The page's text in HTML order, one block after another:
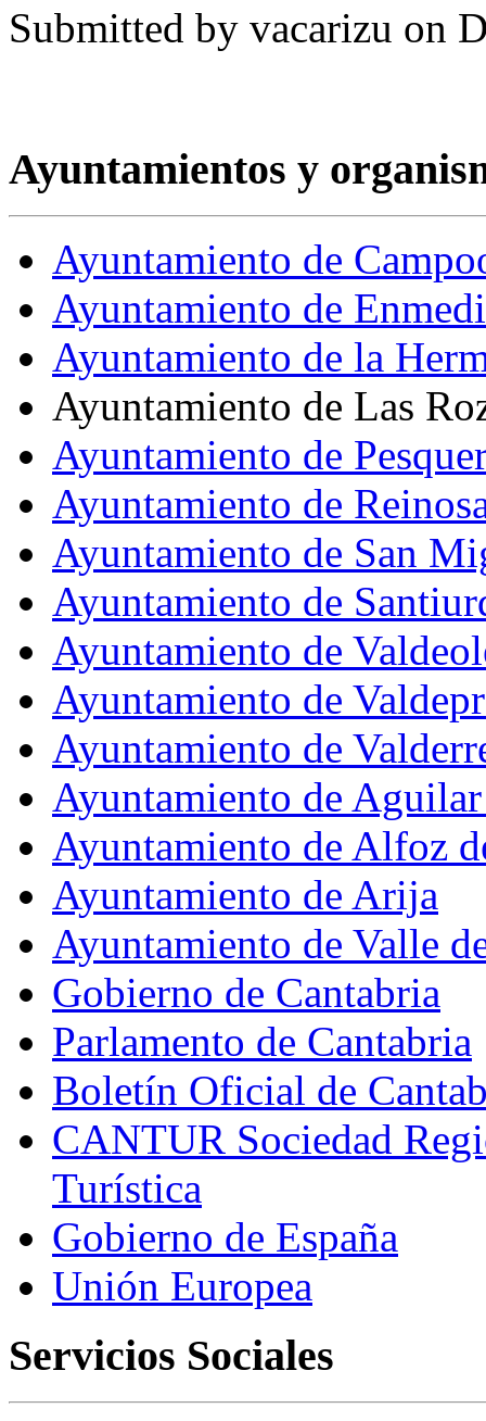
Submitted by vacarizu on
Ayuntamientos y
Ayuntamiento de
Ayuntamiento de
Ayuntamiento de la
Ayuntamiento de Las
Ayuntamiento de
Ayuntamiento de
Ayuntamiento de San
Ayuntamiento de
Ayuntamiento de
Ayuntamiento de
Ayuntamiento de
Ayuntamiento de
Ayuntamiento de Alfoz
Ayuntamiento de Arija
Ayuntamiento de Valle
Gobierno de Cantabria
Parlamento de Cantabria
Boletín Oficial de
CANTUR Sociedad
Turística
Gobierno de España
Unión Europea
Servicios Sociales